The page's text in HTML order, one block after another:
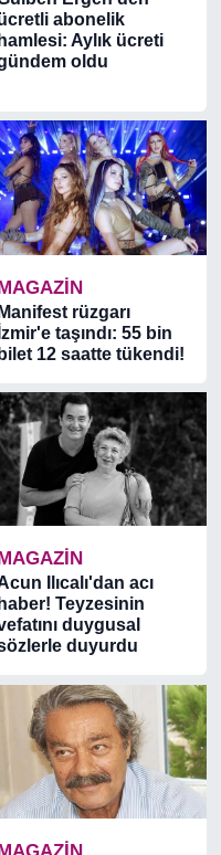
abonelik
hamlesi: Aylık ücreti
oldu
Manifest rüzgarı
İzmir'e taşındı: 55 bin
bilet 12 saatte tükendi!
MAGAZİN
Ilıcalı'dan acı
haber! Teyzesinin
duygusal
duyurdu